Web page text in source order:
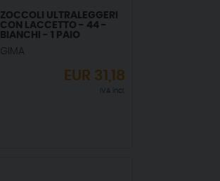
ZOCCOLI ULTRALEGGERI
CON LACCETTO - 44 -
BIANCHI - 1 PAIO
GIMA
EUR 31,18
IVA incl.